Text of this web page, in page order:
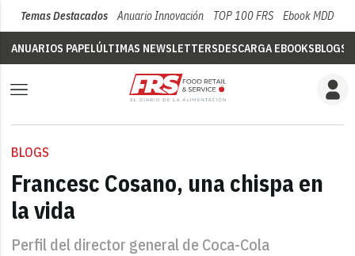
Temas Destacados Anuario Innovación TOP 100 FRS Ebook MDD
ANUARIOS PAPELÚLTIMAS NEWSLETTERSDESCARGA EBOOKSBLOGS
BLOGS
Francesc Cosano, una chispa en
la vida
Perfil del director general de Coca-Cola